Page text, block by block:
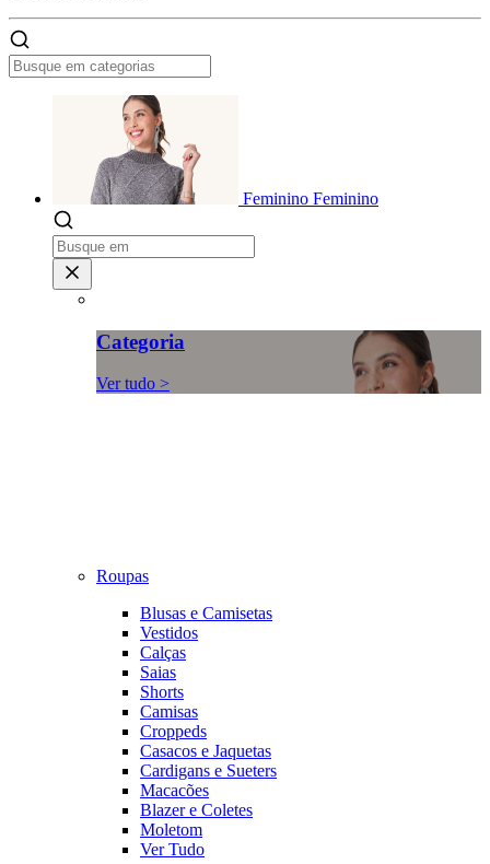
Feminino Feminino
Categoria
Ver tudo >
Roupas
Blusas e Camisetas
Vestidos
Calças
Saias
Shorts
Camisas
Croppeds
Casacos e Jaquetas
Cardigans e Sueters
Macacões
Blazer e Coletes
Moletom
Ver Tudo